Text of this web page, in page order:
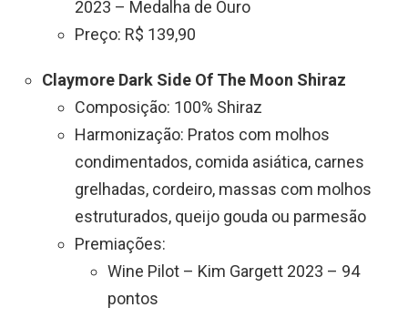
2023 – Medalha de Ouro
Preço: R$ 139,90
Claymore Dark Side Of The Moon Shiraz
Composição: 100% Shiraz
Harmonização: Pratos com molhos
condimentados, comida asiática, carnes
grelhadas, cordeiro, massas com molhos
estruturados, queijo gouda ou parmesão
Premiações:
Wine Pilot – Kim Gargett 2023 – 94
pontos